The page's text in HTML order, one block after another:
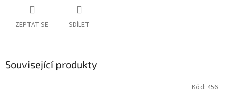
ZEPTAT SE SDÍLET
Související produkty
Kód: 456